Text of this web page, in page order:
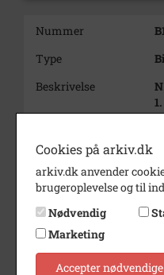
Nummer
Type
Beskrivelse
Årstal
Fotograf
Type
Enhed
Cookies på arkiv.dk
arkiv.dk anvender
brugeroplevelse og til
Nødvendig
Marketing
Accepter nødvendige